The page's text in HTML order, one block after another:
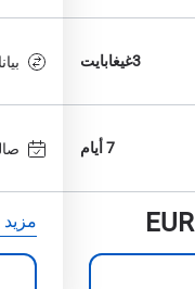
3غيغابايت
7 أيام
EUR